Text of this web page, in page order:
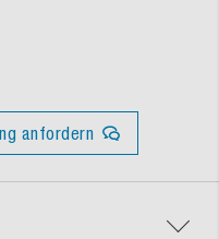
anfordern